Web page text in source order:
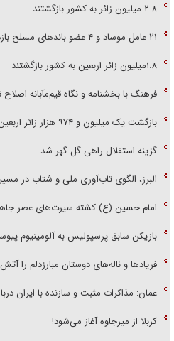
۲.۸ میلیون زائر به کشور بازگشتند
۲۱ عامل موساد و ۴ عضو باند‌های مسلح بازداشت شدند
۱.۸میلیون زائر اربعین به کشور بازگشتند
فرهنگ با بخشنامه و نگاه قیم‌مآبانه
بازگشت یک میلیون و ۹۷۴ هزار زائر اربعین به کشور
گزینه استقلال راهی گل گهر شد
البرز، الگوی تاب‌آوری ملی و شتاب در
امام حسین (ع) کشته سیرت‌های عصر
بازیکن سابق پرسپولیس به آلومینیوم
فریاد‌ها و ناله‌های دوستان مبارزدلم را
عمان: مذاکرات مثبت و سازنده با ایران
کربلا از میرجاوه آغاز می‌شود!